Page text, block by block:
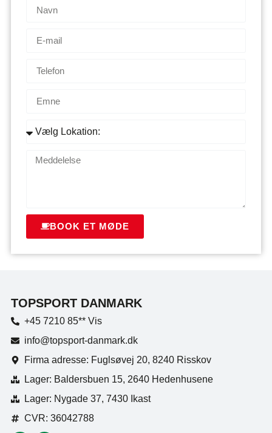
BOOK ET MØDE
TOPSPORT DANMARK
+45 7210 85** Vis
info@topsport-danmark.dk
Firma adresse: Fuglsøvej 20, 8240 Risskov
Lager: Baldersbuen 15, 2640 Hedenhusene
Lager: Nygade 37, 7430 Ikast
CVR: 36042788